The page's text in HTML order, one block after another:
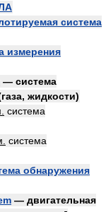
система
измерения
— система
жидкости)
система
система
обнаружения
— двигательная